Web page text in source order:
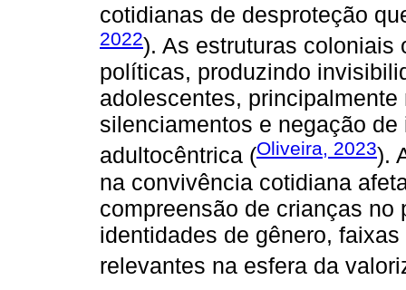
cotidianas de desproteção
2022). As estruturas coloniais
políticas, produzindo
adolescentes,
silenciamentos e negação
adultocêntrica (Oliveira, 2023).
na convivência cotidiana
compreensão de crianças
identidades de gênero,
relevantes na esfera da